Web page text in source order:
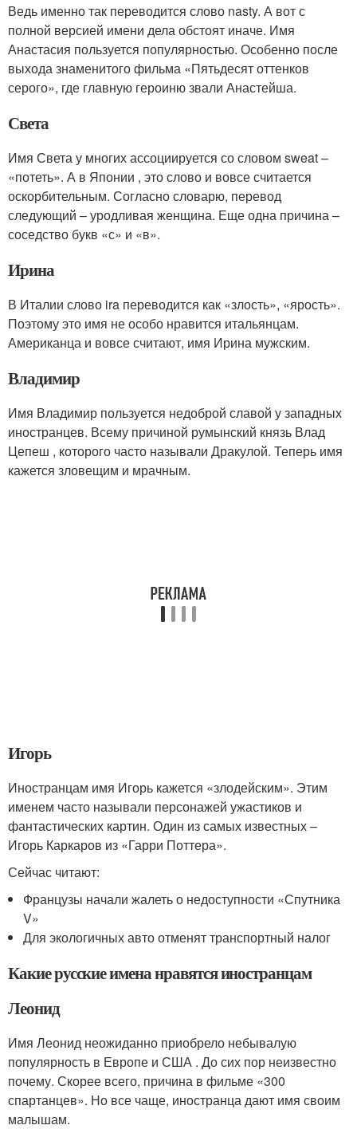
Ведь именно так переводится слово nasty. А вот с
полной версией имени дела обстоят иначе. Имя
Анастасия пользуется популярностью. Особенно после
выхода знаменитого фильма «Пятьдесят оттенков
серого», где главную героиню звали Анастейша.
Света
Имя Света у многих ассоциируется со словом sweat –
«потеть». А в Японии , это слово и вовсе считается
оскорбительным. Согласно словарю, перевод
следующий – уродливая женщина. Еще одна причина –
соседство букв «с» и «в».
Ирина
В Италии слово ira переводится как «злость», «ярость».
Поэтому это имя не особо нравится итальянцам.
Американца и вовсе считают, имя Ирина мужским.
Владимир
Имя Владимир пользуется недоброй славой у западных
иностранцев. Всему причиной румынский князь Влад
Цепеш , которого часто называли Дракулой. Теперь имя
кажется зловещим и мрачным.
Игорь
Иностранцам имя Игорь кажется «злодейским». Этим
именем часто называли персонажей ужастиков и
фантастических картин. Один из самых известных –
Игорь Каркаров из «Гарри Поттера».
Сейчас читают:
Французы начали жалеть о недоступности «Спутника
V»
Для экологичных авто отменят транспортный налог
Какие русские имена нравятся иностранцам
Леонид
Имя Леонид неожиданно приобрело небывалую
популярность в Европе и США . До сих пор неизвестно
почему. Скорее всего, причина в фильме «300
спартанцев». Но все чаще, иностранца дают имя своим
малышам.